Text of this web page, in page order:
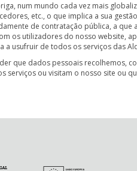
num mundo cada vez mais
etc., o que implica a sua
de contratação pública, a
os utilizadores do nosso website,
usufruir de todos os serviços das
que dados pessoais recolhemos,
ou visitam o nosso site ou